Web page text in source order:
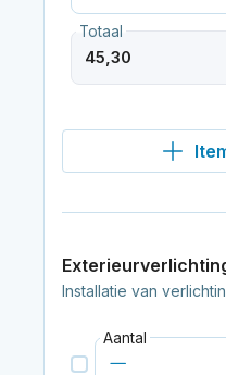
Totaal
Installatie van
Aantal